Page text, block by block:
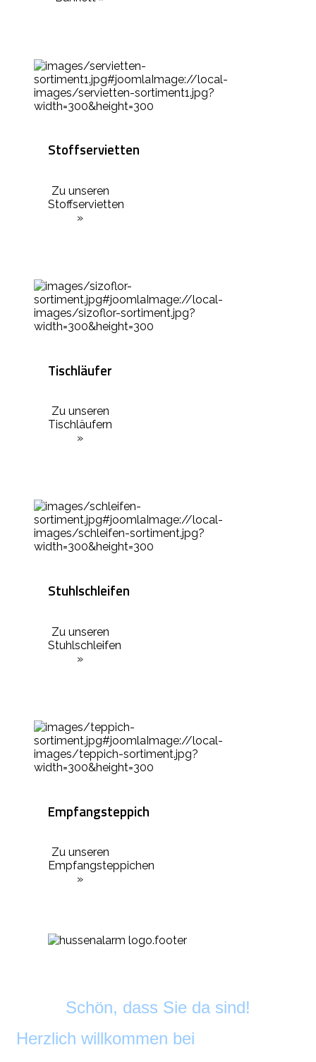
Stoffservietten
Zu unseren
Stoffservietten
»
Tischläufer
Zu unseren
Tischläufern
»
Stuhlschleifen
Zu unseren
Stuhlschleifen
»
Empfangsteppich
Zu unseren
Empfangsteppichen
»
Schön, dass Sie da sind!
Herzlich willkommen bei